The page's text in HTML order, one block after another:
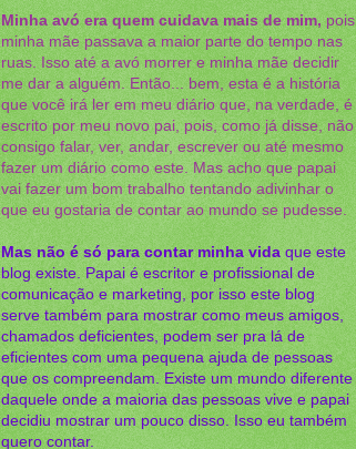
Minha avó era quem cuidava mais de mim,pois
minha mãe passava a maior parte do tempo nas
ruas. Isso até a avó morrer e minha mãe decidir
me dar a alguém. Então... bem, esta é a história
que você irá ler em meu diário que, na verdade, é
escrito por meu novo pai, pois, como já disse, não
consigo falar, ver, andar, escrever ou até mesmo
fazer um diário como este. Mas acho que papai
vai fazer um bom trabalho tentando adivinhar o
que eu gostaria de contar ao mundo se pudesse.
Mas não é só para contar minha vida que este
blog existe. Papai é escritor e profissional de
comunicação e marketing, por isso este blog
serve também para mostrar como meus amigos,
chamados deficientes, podem ser pra lá de
eficientes com uma pequena ajuda de pessoas
que os compreendam. Existe um mundo diferente
daquele onde a maioria das pessoas vive e papai
decidiu mostrar um pouco disso. Isso eu também
quero contar.